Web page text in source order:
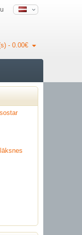
- 0.00€